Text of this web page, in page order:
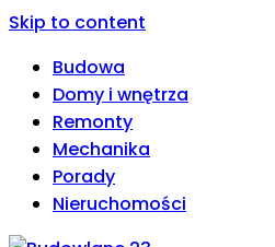
Skip to content
Budowa
Domy i wnętrza
Remonty
Mechanika
Porady
Nieruchomości